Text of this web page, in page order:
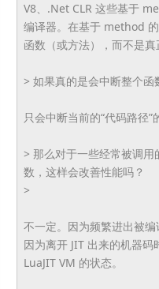
V8、.Net CLR 这些基于
编译器。在基于 method
函数（或方法）， 而不是真
> 如果真的是会中断整个函
只会中断当前的“代码路径”
> 那么对于一些经常被调
数， 这样会改善性能吗？
>
不一定。因为频繁进出被编
因为离开 JIT 出来的机器
LuaJIT VM 的状态。